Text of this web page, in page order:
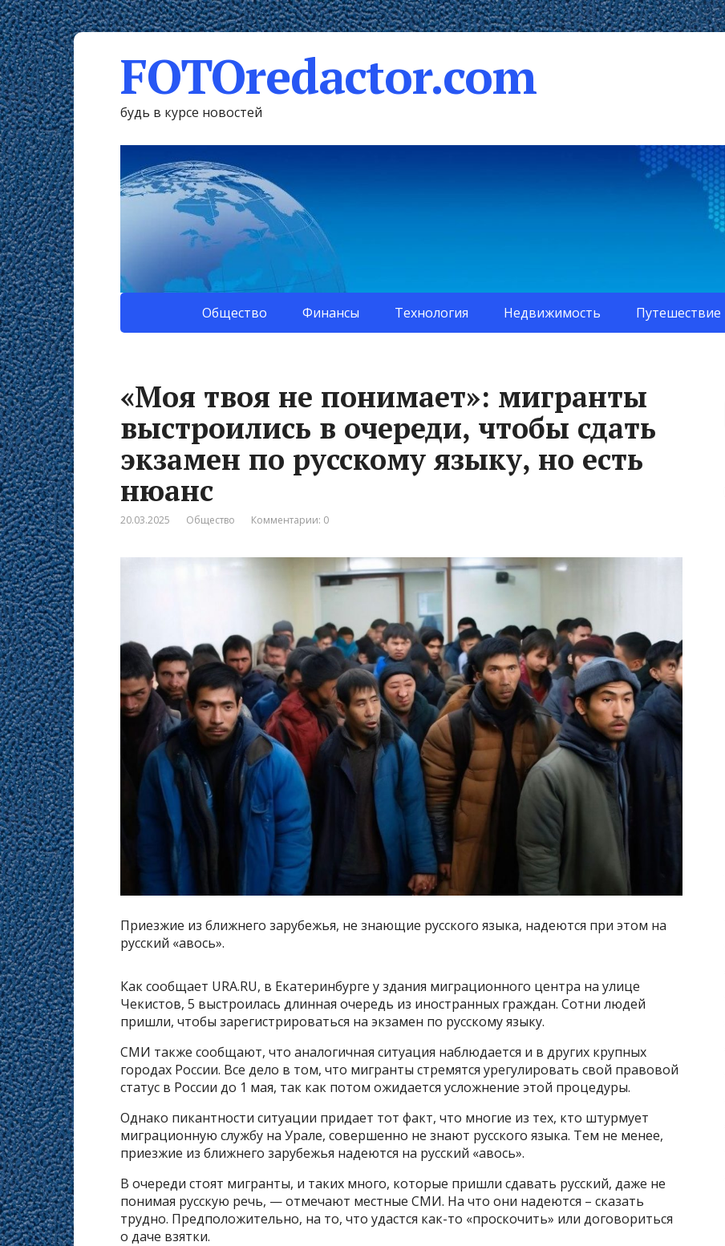
FOTOredactor.com
будь в курсе новостей
Общество Финансы Технология Недвижимость Путешествие
«Моя твоя не понимает»: мигранты
выстроились в очереди, чтобы сдать
экзамен по русскому языку, но есть
нюанс
20.03.2025 Общество Комментарии: 0
Приезжие из ближнего зарубежья, не знающие русского языка, надеются при этом на
русский «авось».
Как сообщает URA.RU, в Екатеринбурге у здания миграционного центра на улице
Чекистов, 5 выстроилась длинная очередь из иностранных граждан. Сотни людей
пришли, чтобы зарегистрироваться на экзамен по русскому языку.
СМИ также сообщают, что аналогичная ситуация наблюдается и в других крупных
городах России. Все дело в том, что мигранты стремятся урегулировать свой правовой
статус в России до 1 мая, так как потом ожидается усложнение этой процедуры.
Однако пикантности ситуации придает тот факт, что многие из тех, кто штурмует
миграционную службу на Урале, совершенно не знают русского языка. Тем не менее,
приезжие из ближнего зарубежья надеются на русский «авось».
В очереди стоят мигранты, и таких много, которые пришли сдавать русский, даже не
понимая русскую речь, — отмечают местные СМИ. На что они надеются – сказать
трудно. Предположительно, на то, что удастся как-то «проскочить» или договориться
о даче взятки.